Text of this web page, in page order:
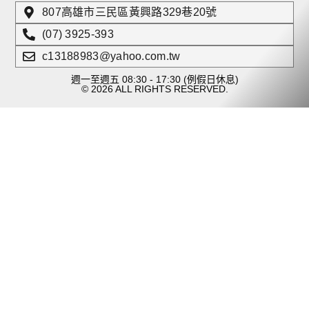
807高雄市三民區黃興路329巷20號
(07) 3925-393
c13188983@yahoo.com.tw
週一至週五 08:30 - 17:30 (例假日休息)
© 2026 ALL RIGHTS RESERVED.